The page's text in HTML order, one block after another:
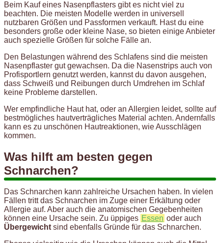
Beim Kauf eines Nasenpflasters gibt es nicht viel zu
beachten. Die meisten Modelle werden in universell
nutzbaren Größen und Passformen verkauft. Hast du eine
besonders große oder kleine Nase, so bieten einige Anbieter
auch spezielle Größen für solche Fälle an.
Den Belastungen während des Schlafens sind die meisten
Nasenpflaster gut gewachsen. Da die Nasenstrips auch von
Profisportlern genutzt werden, kannst du davon ausgehen,
dass Schweiß und Reibungen durch Umdrehen im Schlaf
keine Probleme darstellen.
Wer empfindliche Haut hat, oder an Allergien leidet, sollte auf
bestmögliches hautverträgliches Material achten. Andernfalls
kann es zu unschönen Hautreaktionen, wie Ausschlägen
kommen.
Was hilft am besten gegen
Schnarchen?
Das Schnarchen kann zahlreiche Ursachen haben. In vielen
Fällen tritt das Schnarchen im Zuge einer Erkältung oder
Allergie auf. Aber auch die anatomischen Gegebenheiten
können eine Ursache sein. Zu üppiges Essen oder auch
Übergewicht sind ebenfalls Gründe für das Schnarchen.